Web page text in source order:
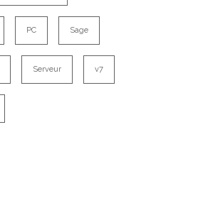
PC Sage
Serveur v7